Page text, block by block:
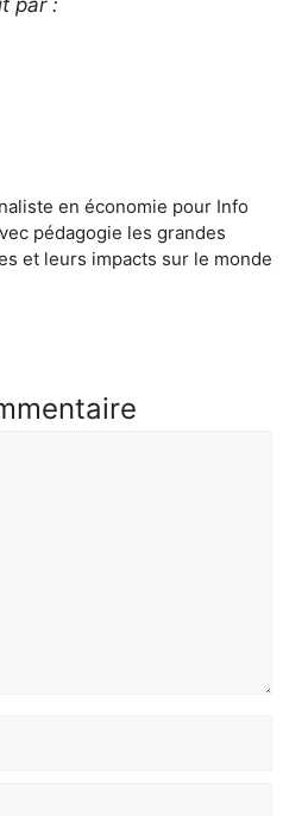
en économie pour Info
pédagogie les grandes
et leurs impacts sur le monde